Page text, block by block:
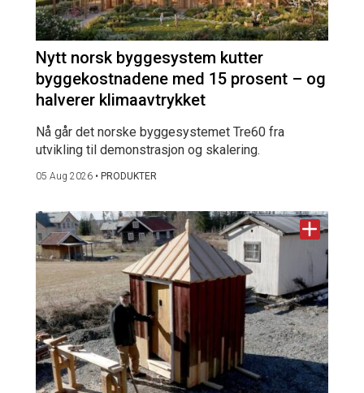
Nytt norsk byggesystem kutter
byggekostnadene med 15 prosent – og
halverer klimaavtrykket
Nå går det norske byggesystemet Tre60 fra
utvikling til demonstrasjon og skalering.
05 Aug 2026 • PRODUKTER